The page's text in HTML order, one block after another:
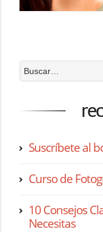
Suscríbete al
Curso de
10 Consejos
Necesitas